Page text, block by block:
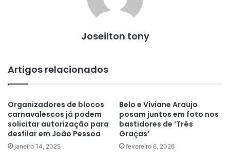
Joseilton tony
Artigos relacionados
Organizadores de blocos
carnavalescos já podem
solicitar autorização para
desfilar em João Pessoa
janeiro 14, 2025
Belo e Viviane Araujo
posam juntos em foto nos
bastidores de ‘Três
Graças’
fevereiro 6, 2026